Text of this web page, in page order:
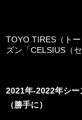
TOYO TIRES（ト
ズン「CELSIUS（
2021年-2022年シー
（勝手に）